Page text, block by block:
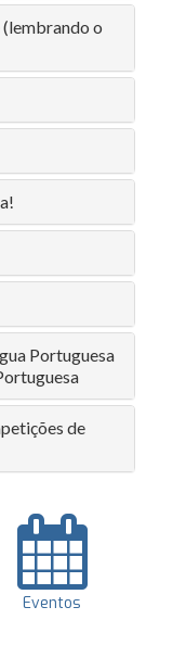
(lembrando o
Portuguesa
de
Eventos